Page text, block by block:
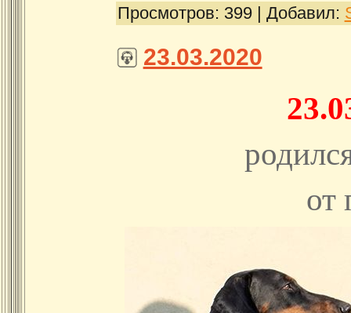
Просмотров: 399 | Добавил:
23.03.2020
от